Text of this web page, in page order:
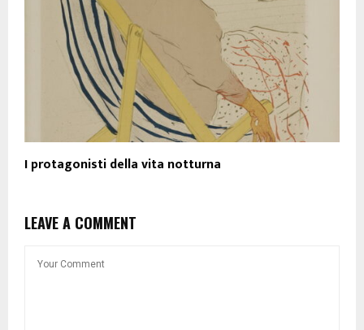
I protagonisti della vita notturna
LEAVE A COMMENT